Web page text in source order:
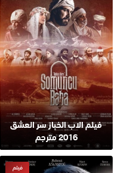
فيلم الاب الخباز سر العشق
2016 مترجم
فيلم